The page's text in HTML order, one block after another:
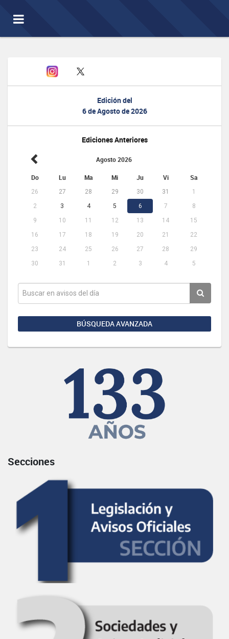
Toggle
navigation
Edición del
6 de Agosto de 2026
Ediciones Anteriores
Agosto 2026
Do Lu Ma Mi Ju Vi Sa
26 27 28 29 30 31
1
2
3 4 5 6 7
8
9
10 11 12 13 14
15
16
17 18 19 20 21
22
23
24 25 26 27 28
29
30
31 1 2 3 4 5
BÚSQUEDA AVANZADA
Secciones